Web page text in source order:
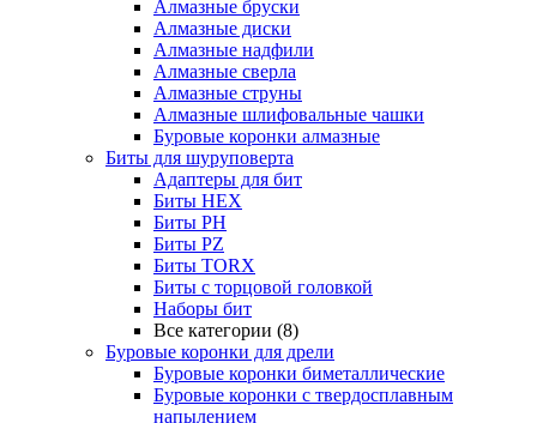
Алмазные бруски
Алмазные диски
Алмазные надфили
Алмазные сверла
Алмазные струны
Алмазные шлифовальные чашки
Буровые коронки алмазные
Биты для шуруповерта
Адаптеры для бит
Биты HEX
Биты PH
Биты PZ
Биты TORX
Биты с торцовой головкой
Наборы бит
Все категории (8)
Буровые коронки для дрели
Буровые коронки биметаллические
Буровые коронки с твердосплавным
напылением